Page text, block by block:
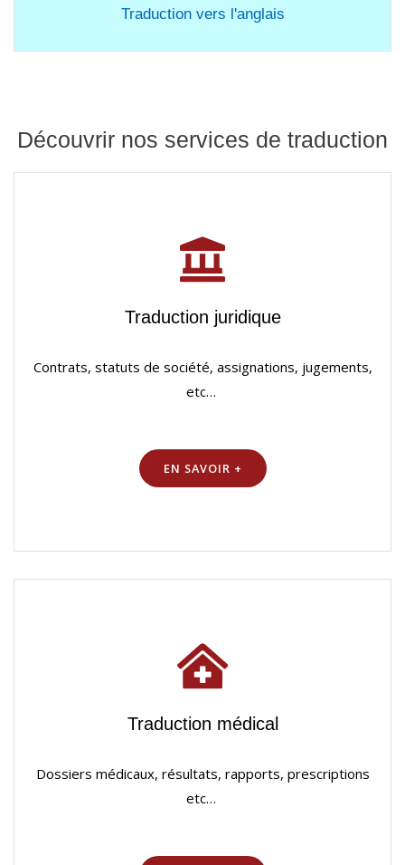
Traduction vers l'anglais
Découvrir nos services de traduction
Traduction juridique
Contrats, statuts de société, assignations, jugements,
etc…
EN SAVOIR +
Traduction médical
Dossiers médicaux, résultats, rapports, prescriptions
etc…